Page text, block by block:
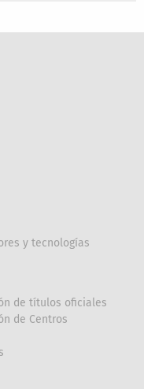
y tecnologías
de títulos oficiales
de Centros